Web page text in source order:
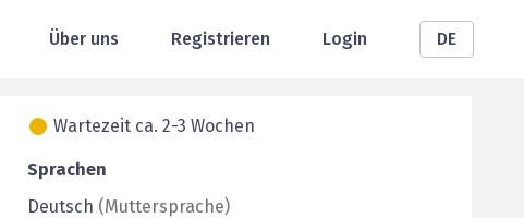
Über uns Registrieren Login DE
Wartezeit ca. 2-3 Wochen
Sprachen
Deutsch (Muttersprache)